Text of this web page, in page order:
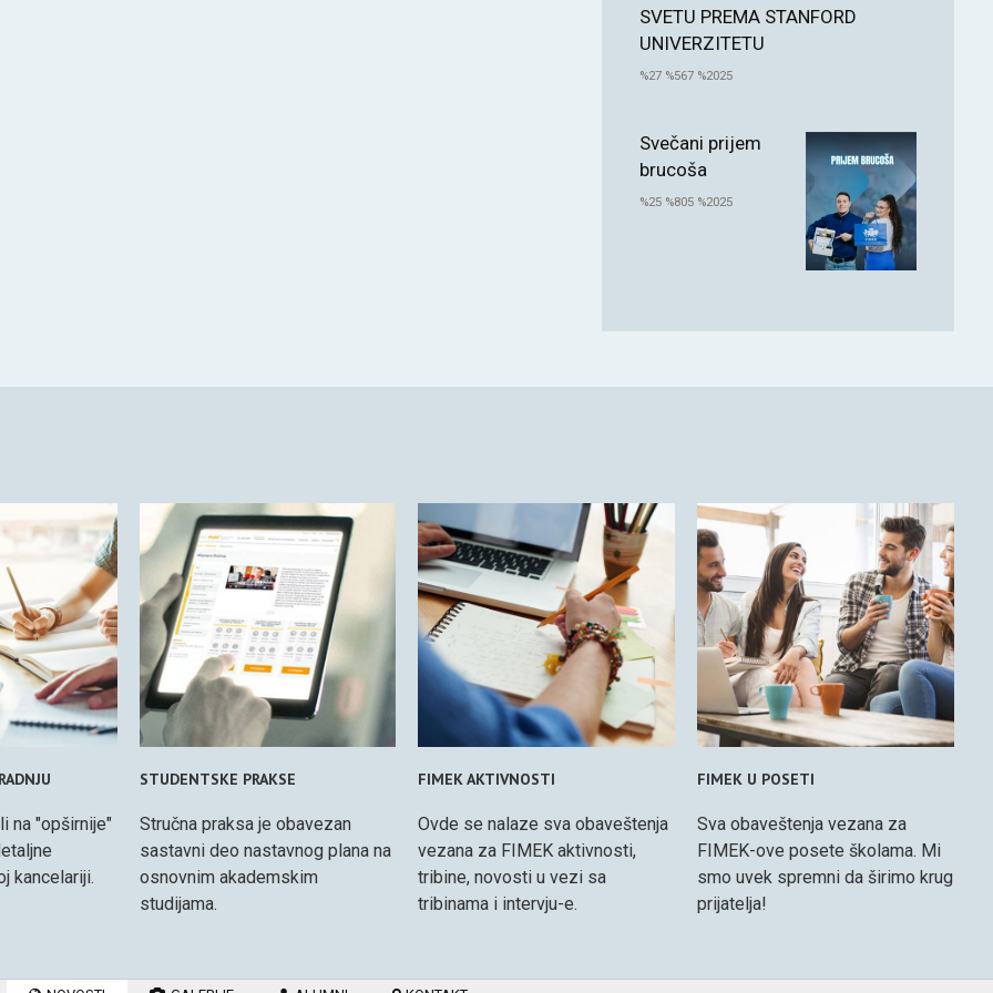
SVETU PREMA STANFORD
UNIVERZITETU
%27 %567 %2025
Svečani prijem
brucoša
%25 %805 %2025
na "opširnije"
kancelariji.
STUDENTSKE PRAKSE
Stručna praksa je obavezan
sastavni deo nastavnog plana na
osnovnim akademskim
studijama.
FIMEK AKTIVNOSTI
Ovde se nalaze sva obaveštenja
vezana za FIMEK aktivnosti,
tribine, novosti u vezi sa
tribinama i intervju-e.
FIMEK U POSETI
Sva obaveštenja vezana za
FIMEK-ove posete školama. Mi
smo uvek spremni da širimo krug
prijatelja!